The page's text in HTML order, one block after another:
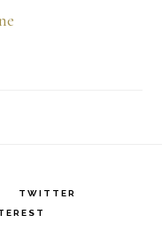
TWITTER